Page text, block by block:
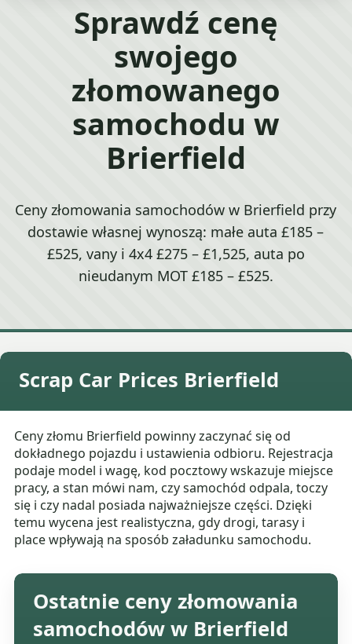
Sprawdź cenę
swojego
złomowanego
samochodu w
Brierfield
Ceny złomowania samochodów w Brierfield przy
dostawie własnej wynoszą: małe auta £185 –
£525, vany i 4x4 £275 – £1,525, auta po
nieudanym MOT £185 – £525.
Scrap Car Prices Brierfield
Ceny złomu Brierfield powinny zaczynać się od
dokładnego pojazdu i ustawienia odbioru. Rejestracja
podaje model i wagę, kod pocztowy wskazuje miejsce
pracy, a stan mówi nam, czy samochód odpala, toczy
się i czy nadal posiada najważniejsze części. Dzięki
temu wycena jest realistyczna, gdy drogi, tarasy i
place wpływają na sposób załadunku samochodu.
Ostatnie ceny złomowania
samochodów w Brierfield